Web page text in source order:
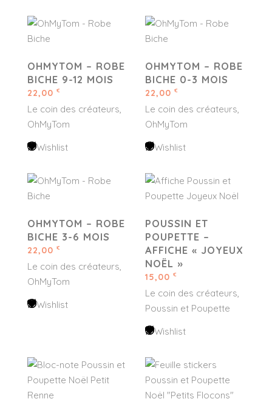
OHMYTOM – ROBE
BICHE 9-12 MOIS
22,00 €
Le coin des créateurs
OhMyTom
Wishlist
OHMYTOM – ROBE
BICHE 0-3 MOIS
22,00 €
Le coin des créateurs
OhMyTom
Wishlist
OHMYTOM – ROBE
BICHE 3-6 MOIS
22,00 €
Le coin des créateurs
OhMyTom
Wishlist
POUSSIN ET
POUPETTE –
AFFICHE « JOYEUX
NOËL »
15,00 €
Le coin des créateurs
Poussin et Poupette
Wishlist